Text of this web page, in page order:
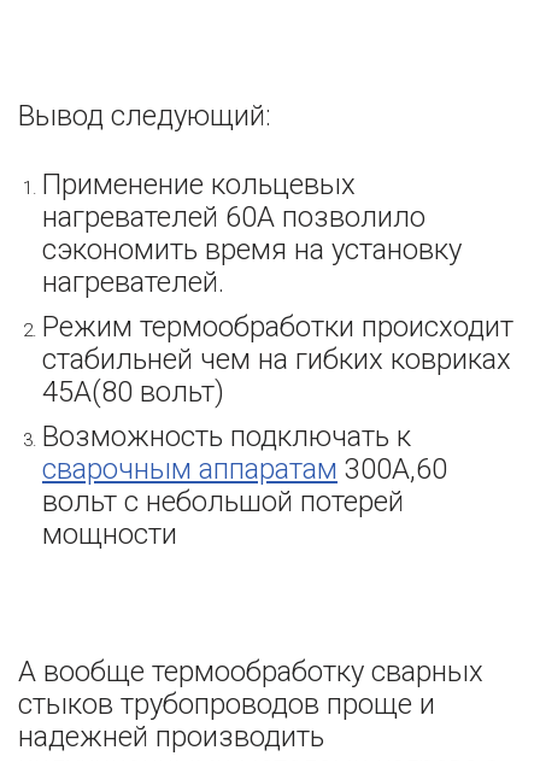
Вывод следующий:
Применение кольцевых
нагревателей 60А позволило
сэкономить время на установку
нагревателей.
Режим термообработки происходит
стабильней чем на гибких ковриках
45А(80 вольт)
Возможность подключать к
сварочным аппаратам 300А,60
вольт с небольшой потерей
мощности
А вообще термообработку сварных
стыков трубопроводов проще и
надежней производить